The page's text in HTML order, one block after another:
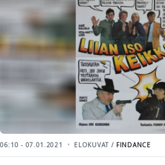
06:10 - 07.01.2021 ELOKUVAT / FINDANCE